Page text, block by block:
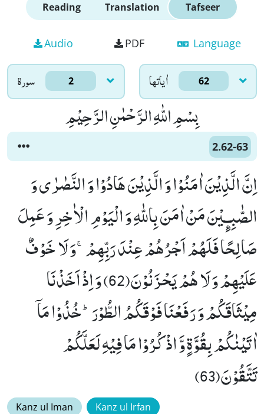
Reading Translation Tafseer
Audio PDF Language
سورۃ 2 اٰياتها 62
بِسْمِ اللّٰهِ الرَّحْمٰنِ الرَّحِیْمِ
2.62-63
اِنَّ الَّذِیْنَ اٰمَنُوْا وَ الَّذِیْنَ هَادُوْا وَ النَّصٰرٰى وَ
الصّٰبِـٕیْنَ مَنْ اٰمَنَ بِاللّٰهِ وَ الْیَوْمِ الْاٰخِرِ وَ عَمِلَ
صَالِحًا فَلَهُمْ اَجْرُهُمْ عِنْدَ رَبِّهِمْۚ-وَ لَا خَوْفٌ
عَلَیْهِمْ وَ لَا هُمْ یَحْزَنُوْنَ(62) وَ اِذْ اَخَذْنَا
مِیْثَاقَكُمْ وَ رَفَعْنَا فَوْقَكُمُ الطُّوْرَؕ-خُذُوْا مَاۤ
اٰتَیْنٰكُمْ بِقُوَّةٍ وَّ اذْكُرُوْا مَا فِیْهِ لَعَلَّكُمْ
تَتَّقُوْنَ(63)
Kanz ul Iman Kanz ul Irfan